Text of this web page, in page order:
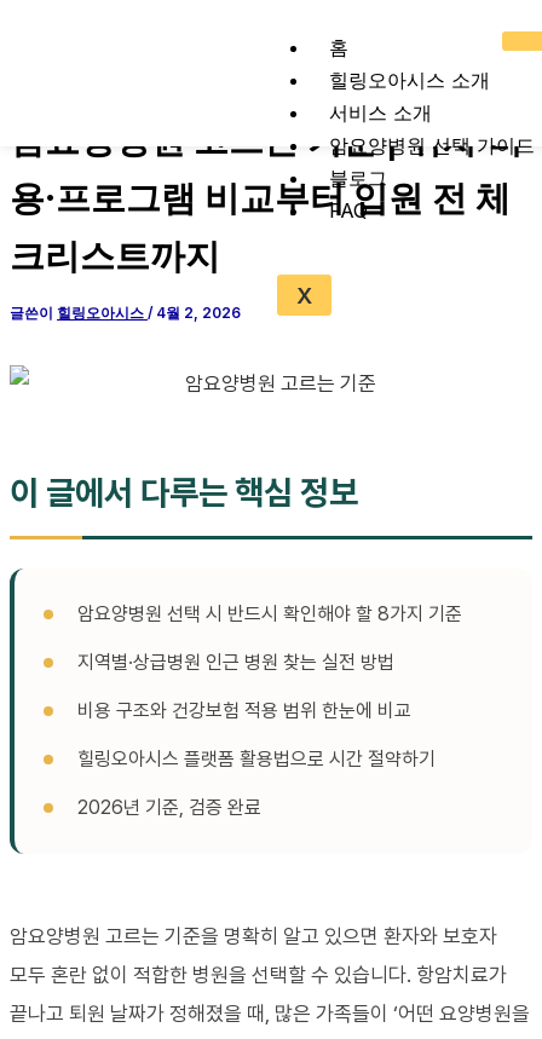
건
너
뛰
기
홈
힐링오아시스 소개
서비스 소개
암요양병원 선택 가이드
블로그
FAQ
X
암요양병원 고르는 기준 | 위치·비
용·프로그램 비교부터 입원 전 체
크리스트까지
글쓴이 힐링오아시스 / 4월 2, 2026
이 글에서 다루는 핵심 정보
암요양병원 선택 시 반드시 확인해야 할 8가지 기준
지역별·상급병원 인근 병원 찾는 실전 방법
비용 구조와 건강보험 적용 범위 한눈에 비교
힐링오아시스 플랫폼 활용법으로 시간 절약하기
2026년 기준, 검증 완료
암요양병원 고르는 기준을 명확히 알고 있으면 환자와 보호자
모두 혼란 없이 적합한 병원을 선택할 수 있습니다. 항암치료가
끝나고 퇴원 날짜가 정해졌을 때, 많은 가족들이 ‘어떤 요양병원을